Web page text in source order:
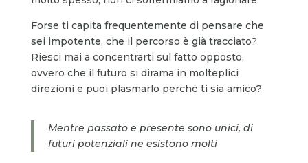
Forse ti capita frequentemente di pensare che
sei impotente, che il percorso è già tracciato?
Riesci mai a concentrarti sul fatto opposto,
ovvero che il futuro si dirama in molteplici
direzioni e puoi plasmarlo perché ti sia amico?
Mentre passato e presente sono unici, di
futuri potenziali ne esistono molti